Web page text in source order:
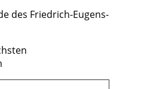
des Friedrich-Eugens-